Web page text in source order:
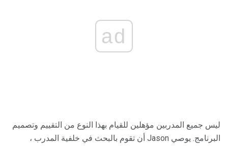
ad
ليس جميع المدربين مؤهلين للقيام بهذا النوع من التقييم وتصميم
البرنامج. يوصي Jason أن تقوم بالبحث في خلفية المدرب ،